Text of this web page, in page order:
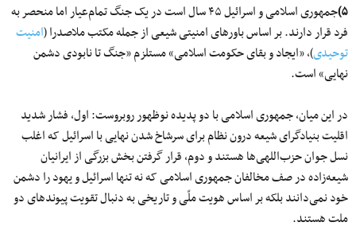
۵)
جمهوری اسلامی و اسرائیل ۴۵ سال است در یک جنگ تمام‌عیار اما منحصر به
فرد قرار دارند. بر اساس باورهای امنیتی شیعی از جمله مکتب ملاصدرا (امنیت
توحیدی)، «ایجاد و بقای حکومت اسلامی» مستلزم «جنگ تا نابودی دشمن
نهایی» است.
در این میان، جمهوری اسلامی با دو پدیده نوظهور روبروست: اول، فشار شدید
اقلیت بنیادگرای شیعه درون نظام برای سرشاخ شدن نهایی با اسرائیل که اغلب
نسل جوان حزب‌اللهی‌ها هستند و دوم، قرار گرفتن بخش بزرگی از ایرانیان
شیعه‌زاده در صف مخالفان جمهوری اسلامی که نه تنها اسرائیل و یهود را دشمن
خود نمی‌دانند بلکه بر اساس هویت ملّی و تاریخی به دنبال تقویت پیوندهای دو
ملت هستند.